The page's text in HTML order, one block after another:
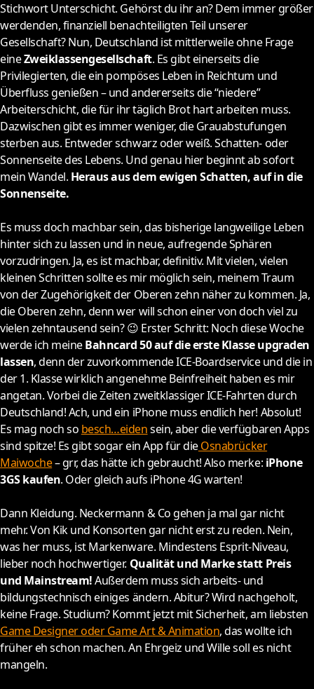
Stichwort Unterschicht. Gehörst du ihr an? Dem immer größer
werdenden, finanziell benachteiligten Teil unserer
Gesellschaft? Nun, Deutschland ist mittlerweile ohne Frage
eineZweiklassengesellschaft. Es gibt einerseits die
Privilegierten, die ein pompöses Leben in Reichtum und
Überfluss genießen – und andererseits die “niedere”
Arbeiterschicht, die für ihr täglich Brot hart arbeiten muss.
Dazwischen gibt es immer weniger, die Grauabstufungen
sterben aus. Entweder schwarz oder weiß. Schatten- oder
Sonnenseite des Lebens. Und genau hier beginnt ab sofort
mein Wandel. Heraus aus dem ewigen Schatten, auf in die
Sonnenseite.
Es muss doch machbar sein, das bisherige langweilige Leben
hinter sich zu lassen und in neue, aufregende Sphären
vorzudringen. Ja, es ist machbar, definitiv. Mit vielen, vielen
kleinen Schritten sollte es mir möglich sein, meinem Traum
von der Zugehörigkeit der Oberen zehn näher zu kommen. Ja,
die Oberen zehn, denn wer will schon einer von doch viel zu
vielen zehntausend sein? 😉 Erster Schritt: Noch diese Woche
werde ich meineBahncard 50 auf die erste Klasse upgraden
lassen, denn der zuvorkommende ICE-Boardservice und die in
der 1. Klasse wirklich angenehme Beinfreiheit haben es mir
angetan. Vorbei die Zeiten zweitklassiger ICE-Fahrten durch
Deutschland! Ach, und ein iPhone muss endlich her! Absolut!
Es mag noch so besch…eidensein, aber die verfügbaren Apps
sind spitze! Es gibt sogar ein App für dieOsnabrücker
Maiwoche– grr, das hätte ich gebraucht! Also merke: iPhone
3GS kaufen. Oder gleich aufs iPhone 4G warten!
Dann Kleidung. Neckermann & Co gehen ja mal gar nicht
mehr. Von Kik und Konsorten gar nicht erst zu reden. Nein,
was her muss, ist Markenware. Mindestens Esprit-Niveau,
lieber noch hochwertiger. Qualität und Marke statt Preis
und Mainstream!Außerdem muss sich arbeits- und
bildungstechnisch einiges ändern. Abitur? Wird nachgeholt,
keine Frage. Studium? Kommt jetzt mit Sicherheit, am liebsten
Game Designer oder Game Art & Animation, das wollte ich
früher eh schon machen. An Ehrgeiz und Wille soll es nicht
mangeln.